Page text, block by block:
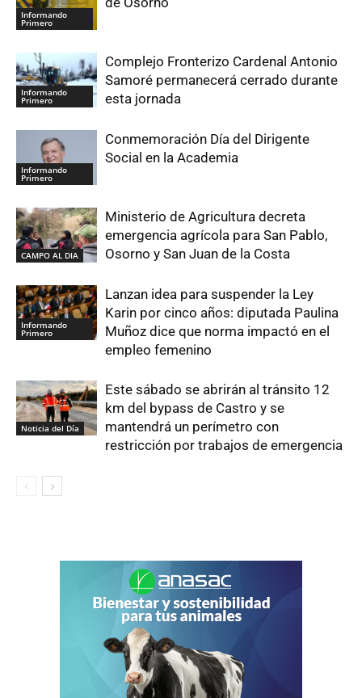
Informando
Primero
Informando
Primero
Complejo Fronterizo Cardenal Antonio
Samoré permanecerá cerrado durante
esta jornada
Informando
Primero
Conmemoración Día del Dirigente
Social en la Academia
CAMPO AL DIA
Ministerio de Agricultura decreta
emergencia agrícola para San Pablo,
Osorno y San Juan de la Costa
Informando
Primero
Lanzan idea para suspender la Ley
Karin por cinco años: diputada Paulina
Muñoz dice que norma impactó en el
empleo femenino
Noticia del Día
Este sábado se abrirán al tránsito 12
km del bypass de Castro y se
mantendrá un perímetro con
restricción por trabajos de emergencia